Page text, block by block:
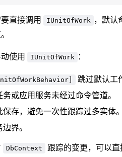
直接调用 IUnitOfWork ，默认
。
使用 IUnitOfWork ：
跳过默认工
或应用服务未经过命令管道。
存，避免一次性跟踪过多实体。
界。
DbContext 跟踪的变更，可以直